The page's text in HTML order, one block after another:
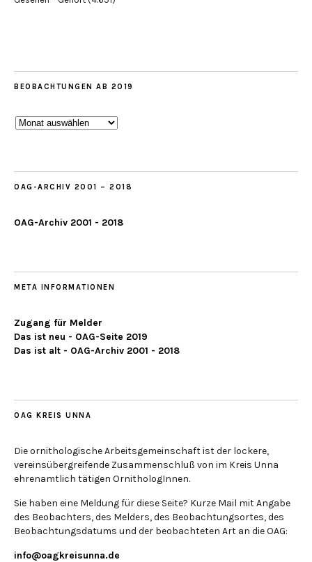
BEOBACHTUNGEN AB 2019
Beobachtungen
OAG-ARCHIV 2001 – 2018
OAG-Archiv 2001 - 2018
META INFORMATIONEN
Zugang für Melder
Das ist neu - OAG-Seite 2019
Das ist alt - OAG-Archiv 2001 - 2018
OAG KREIS UNNA
Die ornithologische Arbeitsgemeinschaft ist der lockere,
vereinsübergreifende Zusammenschluß von im Kreis Unna
ehrenamtlich tätigen OrnithologInnen.
Sie haben eine Meldung für diese Seite? Kurze Mail mit Angabe
des Beobachters, des Melders, des Beobachtungsortes, des
Beobachtungsdatums und der beobachteten Art an die OAG:
info@oagkreisunna.de